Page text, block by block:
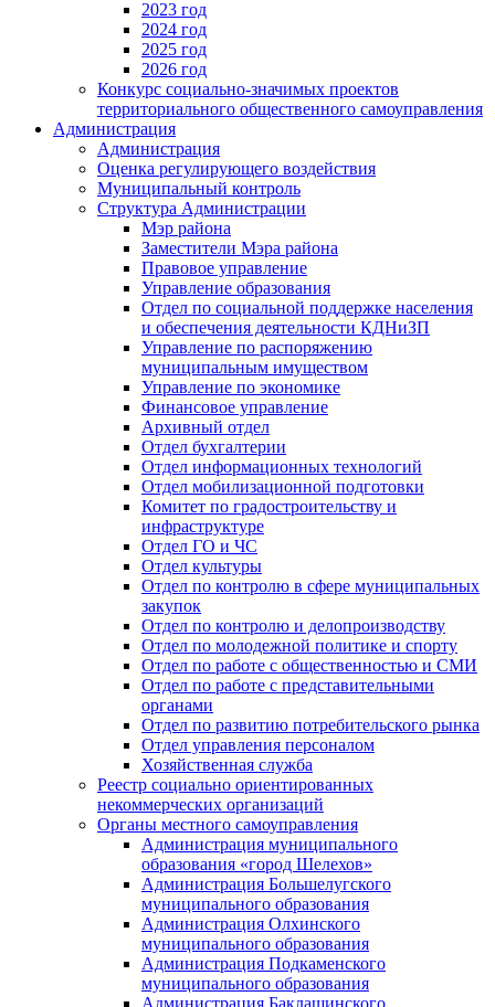
2023 год
2024 год
2025 год
2026 год
Конкурс социально-значимых проектов
территориального общественного самоуправления
Администрация
Администрация
Оценка регулирующего воздействия
Муниципальный контроль
Структура Администрации
Мэр района
Заместители Мэра района
Правовое управление
Управление образования
Отдел по социальной поддержке населения
и обеспечения деятельности КДНиЗП
Управление по распоряжению
муниципальным имуществом
Управление по экономике
Финансовое управление
Архивный отдел
Отдел бухгалтерии
Отдел информационных технологий
Отдел мобилизационной подготовки
Комитет по градостроительству и
инфраструктуре
Отдел ГО и ЧС
Отдел культуры
Отдел по контролю в сфере муниципальных
закупок
Отдел по контролю и делопроизводству
Отдел по молодежной политике и спорту
Отдел по работе с общественностью и СМИ
Отдел по работе с представительными
органами
Отдел по развитию потребительского рынка
Отдел управления персоналом
Хозяйственная служба
Реестр социально ориентированных
некоммерческих организаций
Органы местного самоуправления
Администрация муниципального
образования «город Шелехов»
Администрация Большелугского
муниципального образования
Администрация Олхинского
муниципального образования
Администрация Подкаменского
муниципального образования
Администрация Баклашинского